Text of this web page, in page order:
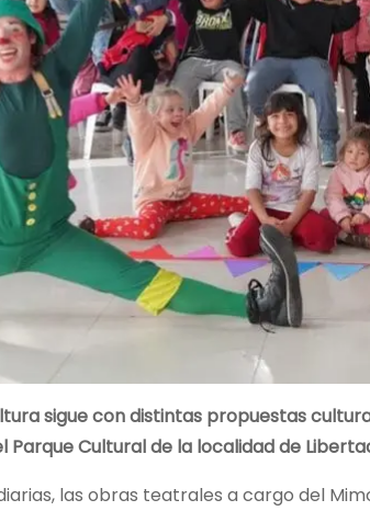
sigue con distintas propuestas
Parque Cultural de la localidad de
las obras teatrales a cargo del